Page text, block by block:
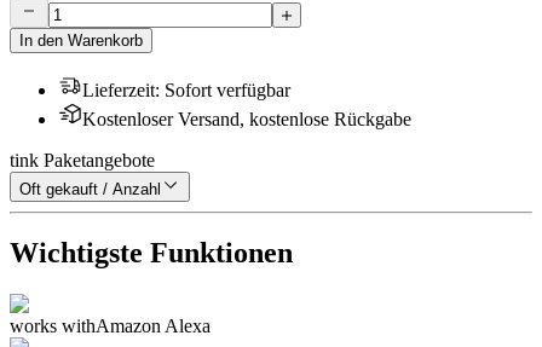
In den Warenkorb
Lieferzeit: Sofort verfügbar
Kostenloser Versand, kostenlose Rückgabe
tink Paketangebote
Oft gekauft / Anzahl
Wichtigste Funktionen
works withAmazon Alexa